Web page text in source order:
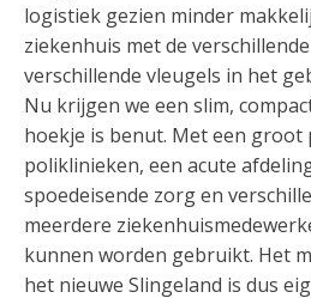
logistiek gezien minder
ziekenhuis met de verschillende
verschillende vleugels in het
Nu krijgen we een slim,
hoekje is benut. Met een groot
poliklinieken, een acute
spoedeisende zorg en
meerdere
kunnen worden gebruikt. Het
het nieuwe Slingeland is dus